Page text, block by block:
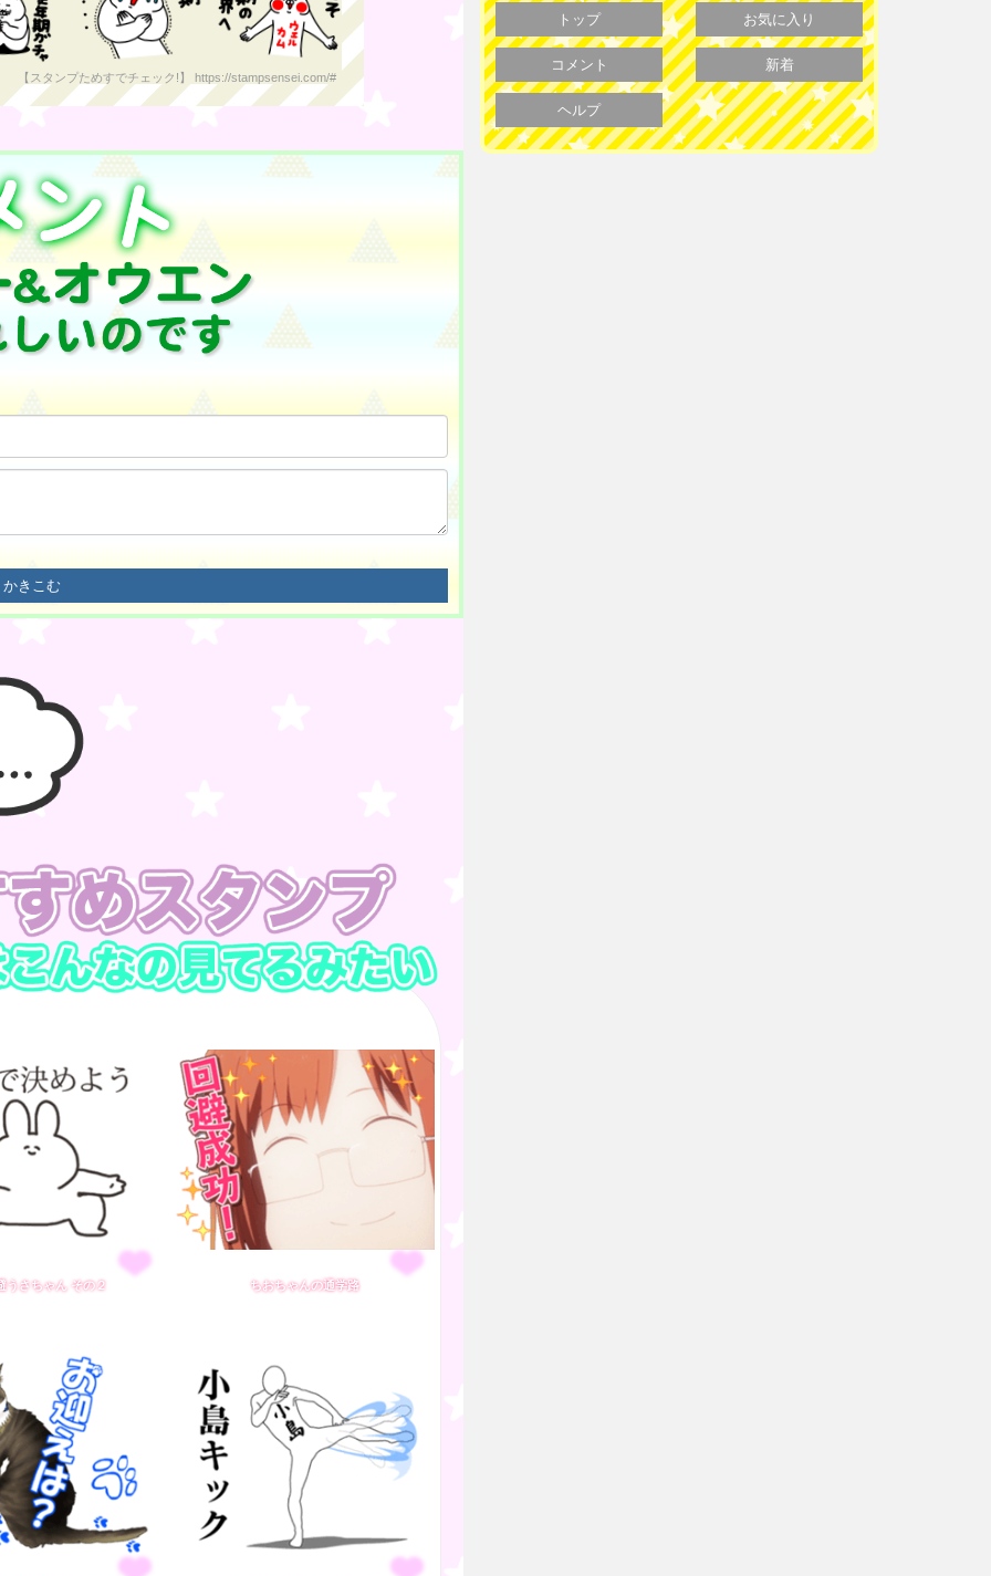
【スタンプためすでチェック!】 https://stampsensei.com/#
うさちゃん その２ ちおちゃんの通学路
トップ お気に入り
コメント 新着
ヘルプ